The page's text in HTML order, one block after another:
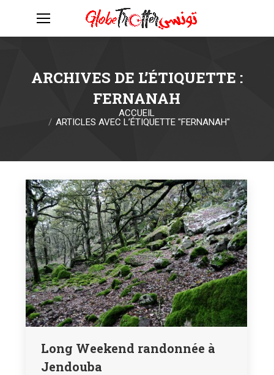
ARCHIVES DE L’ÉTIQUETTE :
FERNANAH
Vous êtes ici :
ACCUEIL
ARTICLES AVEC L’ÉTIQUETTE "FERNANAH"
Long Weekend randonnée à
Jendouba